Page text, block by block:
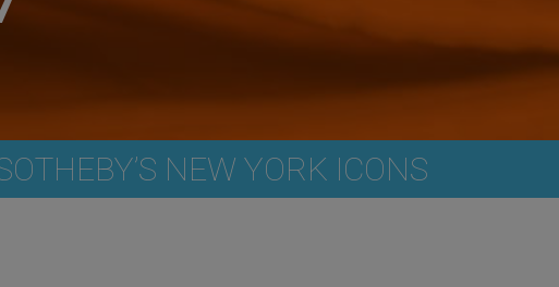
NEW YORK ICONS